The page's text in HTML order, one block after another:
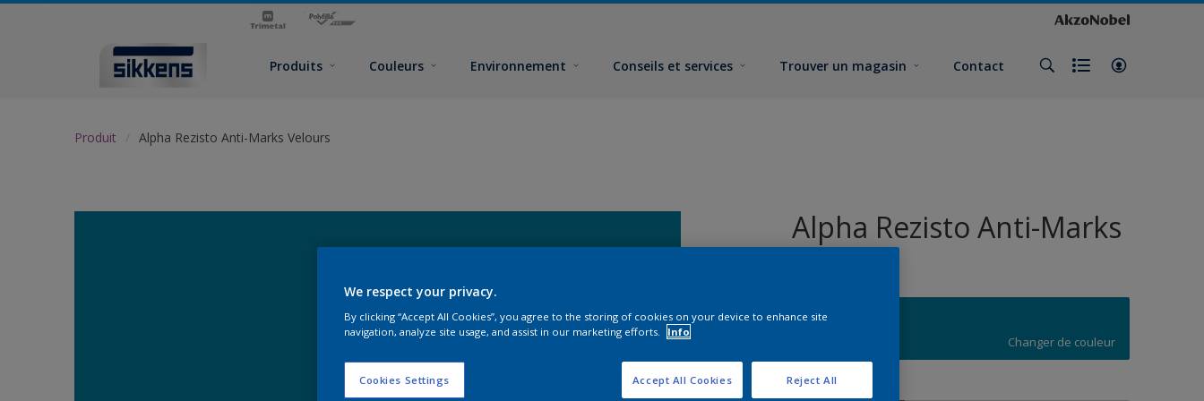
Produits Couleurs Environnement Conseils et services Trouver un magasin Contact
Produit Alpha Rezisto Anti-Marks Velours
Alpha Rezisto Anti-Marks
Velours
R7.44.41
Changer de couleur
Format
We respect your privacy.
By clicking “Accept All Cookies”, you agree to the storing of cookies on your device to enhance site
navigation, analyze site usage, and assist in our marketing efforts.
Info
Cookies Settings Reject All
Accept All Cookies